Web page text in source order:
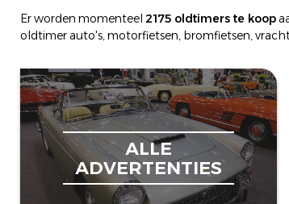
Er worden momenteel 2175 oldtimers te koop
oldtimerauto's,motorfietsen, bromfietsen,
ALLE
ADVERTENTIES